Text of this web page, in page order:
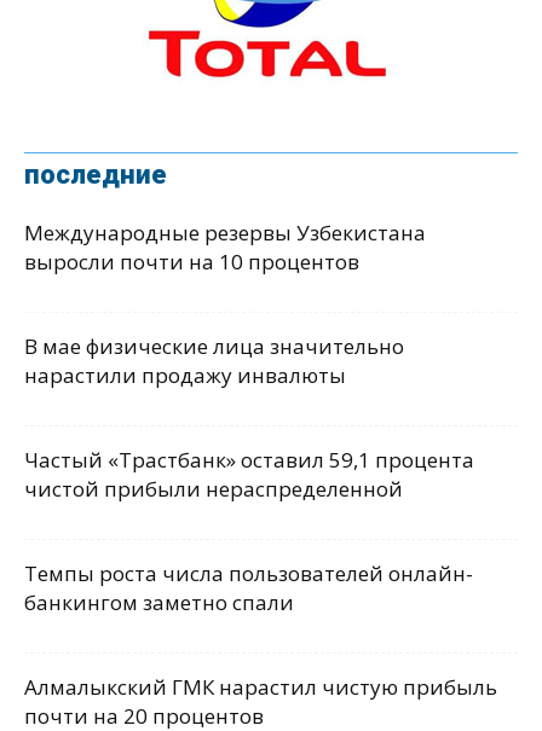
последние
Международные резервы Узбекистана
выросли почти на 10 процентов
В мае физические лица значительно
нарастили продажу инвалюты
Частый «Трастбанк» оставил 59,1 процента
чистой прибыли нераспределенной
Темпы роста числа пользователей онлайн-
банкингом заметно спали
Алмалыкский ГМК нарастил чистую прибыль
почти на 20 процентов